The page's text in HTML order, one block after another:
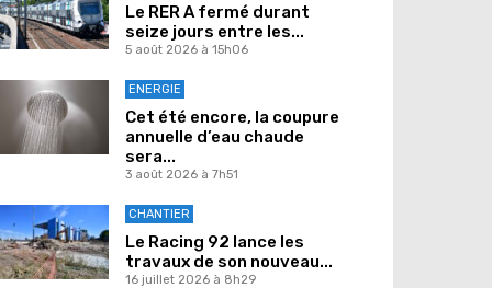
Le RER A fermé durant
seize jours entre les...
5 août 2026 à 15h06
ENERGIE
Cet été encore, la coupure
annuelle d’eau chaude
sera...
3 août 2026 à 7h51
CHANTIER
Le Racing 92 lance les
travaux de son nouveau...
16 juillet 2026 à 8h29